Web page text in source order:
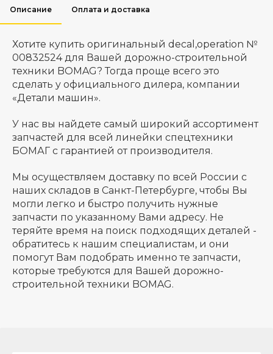
Описание Оплата и доставка
Хотите купить оригинальный decal,operation №
00832524 для Вашей дорожно-строительной
техники BOMAG? Тогда проще всего это
сделать у официального дилера, компании
«Детали машин».
У нас вы найдете самый широкий ассортимент
запчастей для всей линейки спецтехники
БОМАГ с гарантией от производителя.
Мы осуществляем доставку по всей России с
наших складов в Санкт-Петербурге, чтобы Вы
могли легко и быстро получить нужные
запчасти по указанному Вами адресу. Не
теряйте время на поиск подходящих деталей -
обратитесь к нашим специалистам, и они
помогут Вам подобрать именно те запчасти,
которые требуются для Вашей дорожно-
строительной техники BOMAG.